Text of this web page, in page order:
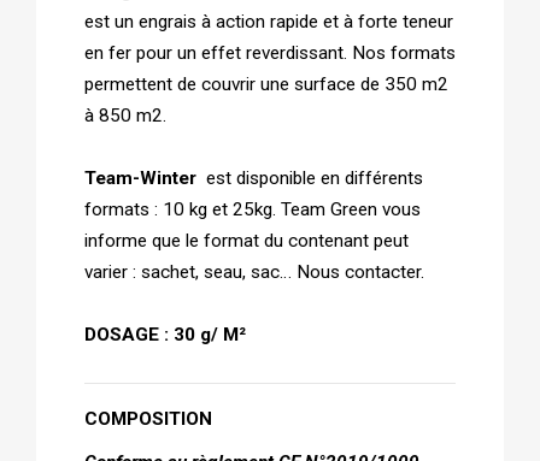
est un engrais à action rapide et à forte teneur
en fer pour un effet reverdissant. Nos formats
permettent de couvrir une surface de 350 m2
à 850 m2.
Team-Winter est disponible en différents
formats : 10 kg et 25kg. Team Green vous
informe que le format du contenant peut
varier : sachet, seau, sac… Nous contacter.
DOSAGE : 30 g/ M²
COMPOSITION